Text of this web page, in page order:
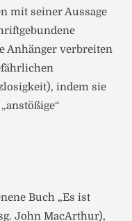
mit seiner Aussage
Anhänger verbreiten
indem sie
Buch „Es ist
John MacArthur),